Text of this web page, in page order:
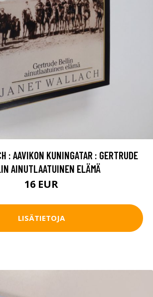
: AAVIKON KUNINGATAR : GERTRUDE
AINUTLAATUINEN ELÄMÄ
16 EUR
LISÄTIETOJA